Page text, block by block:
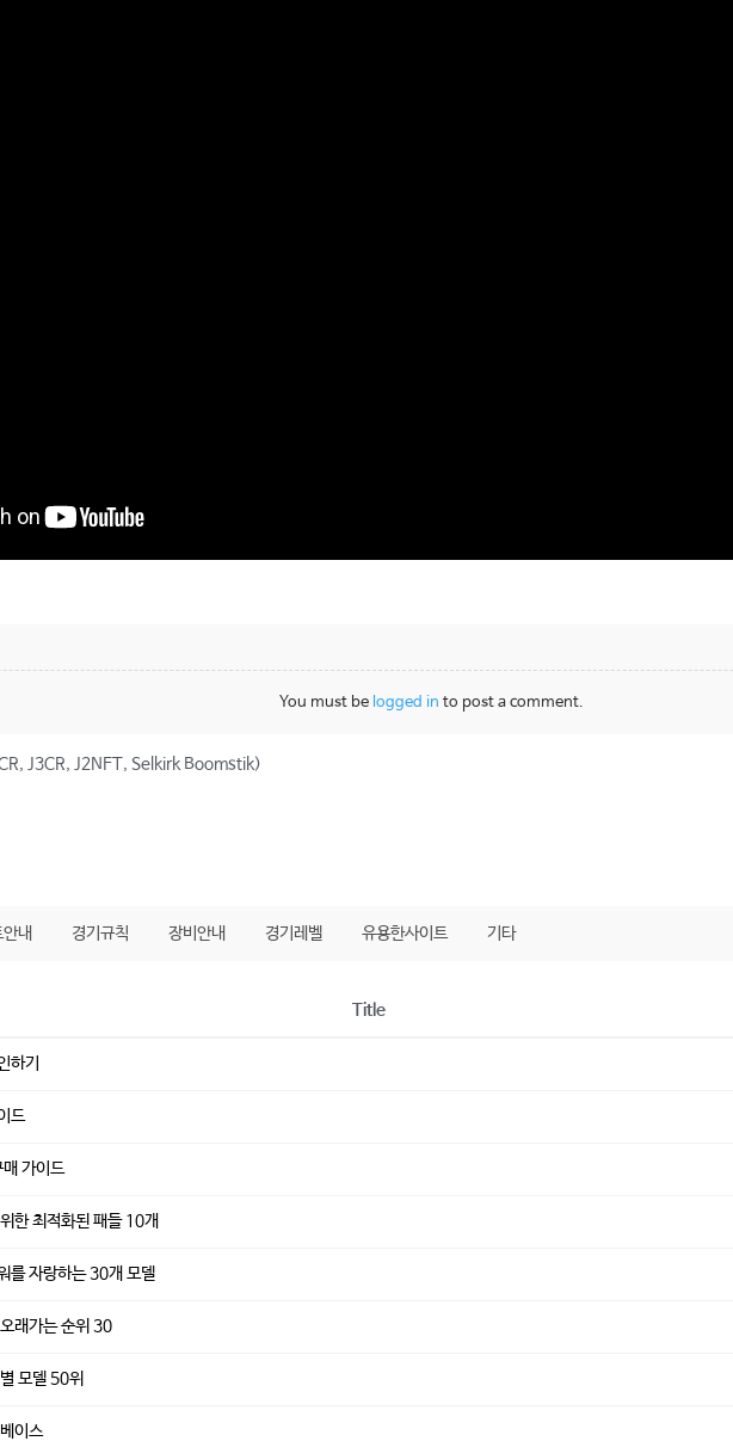
You must be logged in to post a comment.
J3CR, J2NFT, Selkirk Boomstik)
내 경기규칙 장비안내 경기레벨 유용한사이트 기타
Title
하기
드
가이드
한 최적화된 패들 10개
를 자랑하는 30개 모델
래가는 순위 30
모델 50위
이스